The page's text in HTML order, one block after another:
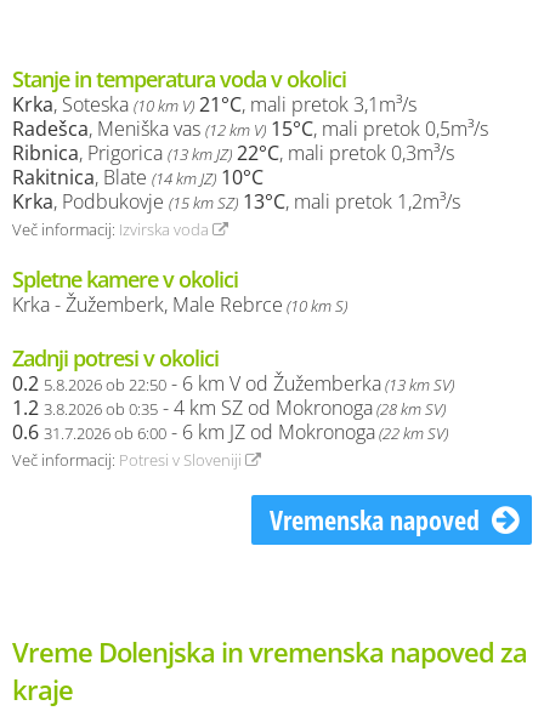
Stanje in temperatura voda v okolici
Krka, Soteska (10 km V) 21°C, mali pretok 3,1m³/s
Radešca, Meniška vas (12 km V) 15°C, mali pretok 0,5m³/s
Ribnica, Prigorica (13 km JZ) 22°C, mali pretok 0,3m³/s
Rakitnica, Blate (14 km JZ) 10°C
Krka, Podbukovje (15 km SZ) 13°C, mali pretok 1,2m³/s
Več informacij: Izvirska voda
Spletne kamere v okolici
Krka - Žužemberk, Male Rebrce (10 km S)
Zadnji potresi v okolici
0.2 5.8.2026 ob 22:50 - 6 km V od Žužemberka(13 km SV)
1.2 3.8.2026 ob 0:35 - 4 km SZ od Mokronoga(28 km SV)
0.6 31.7.2026 ob 6:00 - 6 km JZ od Mokronoga(22 km SV)
Več informacij: Potresi v Sloveniji
Vremenska napoved
Vreme Dolenjska in vremenska napoved za
kraje